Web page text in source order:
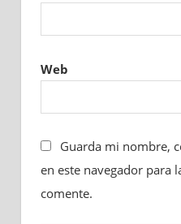
Web
Guarda mi nombre,
en este navegador para
comente.